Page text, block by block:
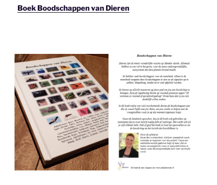
Boek Boodschappen van Dieren